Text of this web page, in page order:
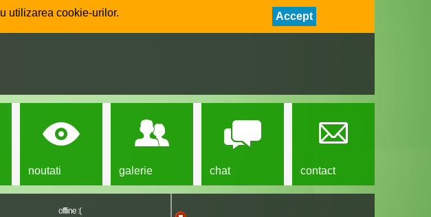
utilizarea cookie-urilor. Accept
noutati galerie chat contact
offline :(